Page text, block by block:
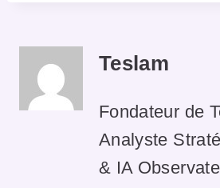
Teslam
Fondateur de
Analyste
& IA